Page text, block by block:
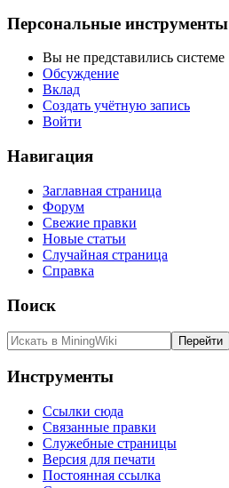
Персональные инструменты
Вы не представились системе
Обсуждение
Вклад
Создать учётную запись
Войти
Навигация
Заглавная страница
Форум
Свежие правки
Новые статьи
Случайная страница
Справка
Поиск
Инструменты
Ссылки сюда
Связанные правки
Служебные страницы
Версия для печати
Постоянная ссылка